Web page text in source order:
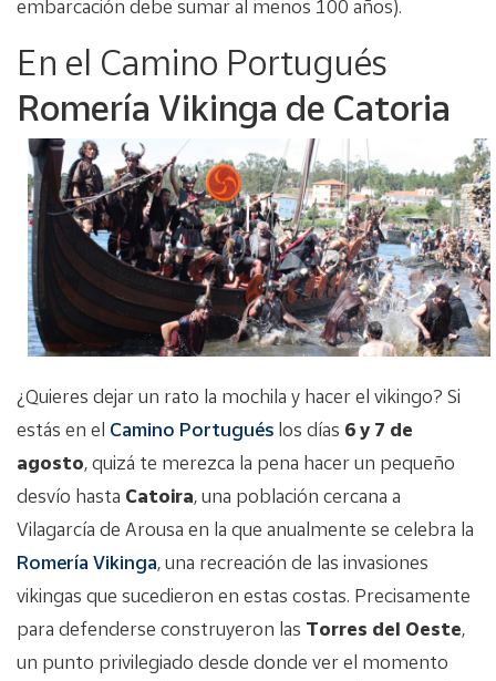
embarcación debe sumar al menos 100 años).
En el Camino Portugués
Romería Vikinga de Catoria
¿Quieres dejar un rato la mochila y hacer el vikingo? Si
estás en el Camino Portugués los días 6 y 7 de
agosto, quizá te merezca la pena hacer un pequeño
desvío hasta Catoira, una población cercana a
Vilagarcía de Arousa en la que anualmente se celebra la
Romería Vikinga, una recreación de las invasiones
vikingas que sucedieron en estas costas. Precisamente
para defenderse construyeron las Torres del Oeste,
un punto privilegiado desde donde ver el momento